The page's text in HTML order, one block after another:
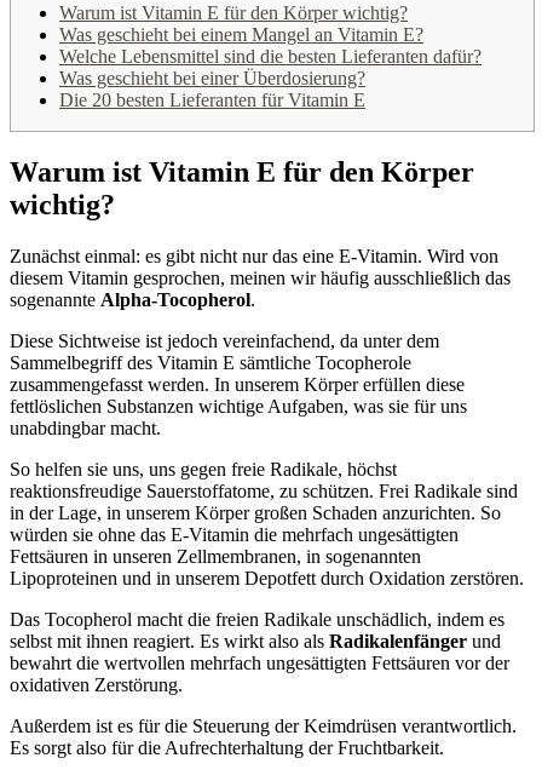
Warum ist Vitamin E für den Körper wichtig?
Was geschieht bei einem Mangel an Vitamin E?
Welche Lebensmittel sind die besten Lieferanten dafür?
Was geschieht bei einer Überdosierung?
Die 20 besten Lieferanten für Vitamin E
Warum ist Vitamin E für den Körper
wichtig?
Zunächst einmal: es gibt nicht nur das eine E-Vitamin. Wird von
diesem Vitamin gesprochen, meinen wir häufig ausschließlich das
sogenannte Alpha-Tocopherol.
Diese Sichtweise ist jedoch vereinfachend, da unter dem
Sammelbegriff des Vitamin E sämtliche Tocopherole
zusammengefasst werden. In unserem Körper erfüllen diese
fettlöslichen Substanzen wichtige Aufgaben, was sie für uns
unabdingbar macht.
So helfen sie uns, uns gegen freie Radikale, höchst
reaktionsfreudige Sauerstoffatome, zu schützen. Frei Radikale sind
in der Lage, in unserem Körper großen Schaden anzurichten. So
würden sie ohne das E-Vitamin die mehrfach ungesättigten
Fettsäuren in unseren Zellmembranen, in sogenannten
Lipoproteinen und in unserem Depotfett durch Oxidation zerstören.
Das Tocopherol macht die freien Radikale unschädlich, indem es
selbst mit ihnen reagiert. Es wirkt also als Radikalenfänger und
bewahrt die wertvollen mehrfach ungesättigten Fettsäuren vor der
oxidativen Zerstörung.
Außerdem ist es für die Steuerung der Keimdrüsen verantwortlich.
Es sorgt also für die Aufrechterhaltung der Fruchtbarkeit.